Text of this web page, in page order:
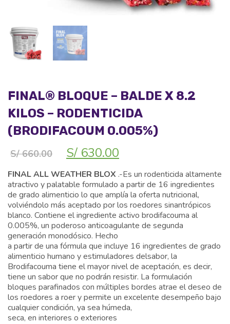
FINAL® BLOQUE – BALDE X 8.2
KILOS – RODENTICIDA
(BRODIFACOUM 0.005%)
S/660.00 El
precio
original
era:
S/ 660.00.
S/ 630.00
actual
es:
S/ 630.00.
FINAL ALL WEATHER BLOX .-Es un rodenticida altamente
atractivo y palatable formulado a partir de 16 ingredientes
de grado alimenticio lo que amplía la oferta nutricional,
volviéndolo más aceptado por los roedores sinantrópicos
blanco. Contiene el ingrediente activo brodifacouma al
0.005%, un poderoso anticoagulante de segunda
generación monodósico. Hecho
a partir de una fórmula que incluye 16 ingredientes de grado
alimenticio humano y estimuladores delsabor, la
Brodifacouma tiene el mayor nivel de aceptación, es decir,
tiene un sabor que no podrán resistir. La formulación
bloques parafinados con múltiples bordes atrae el deseo de
los roedores a roer y permite un excelente desempeño bajo
cualquier condición, ya sea húmeda,
seca, en interiores o exteriores